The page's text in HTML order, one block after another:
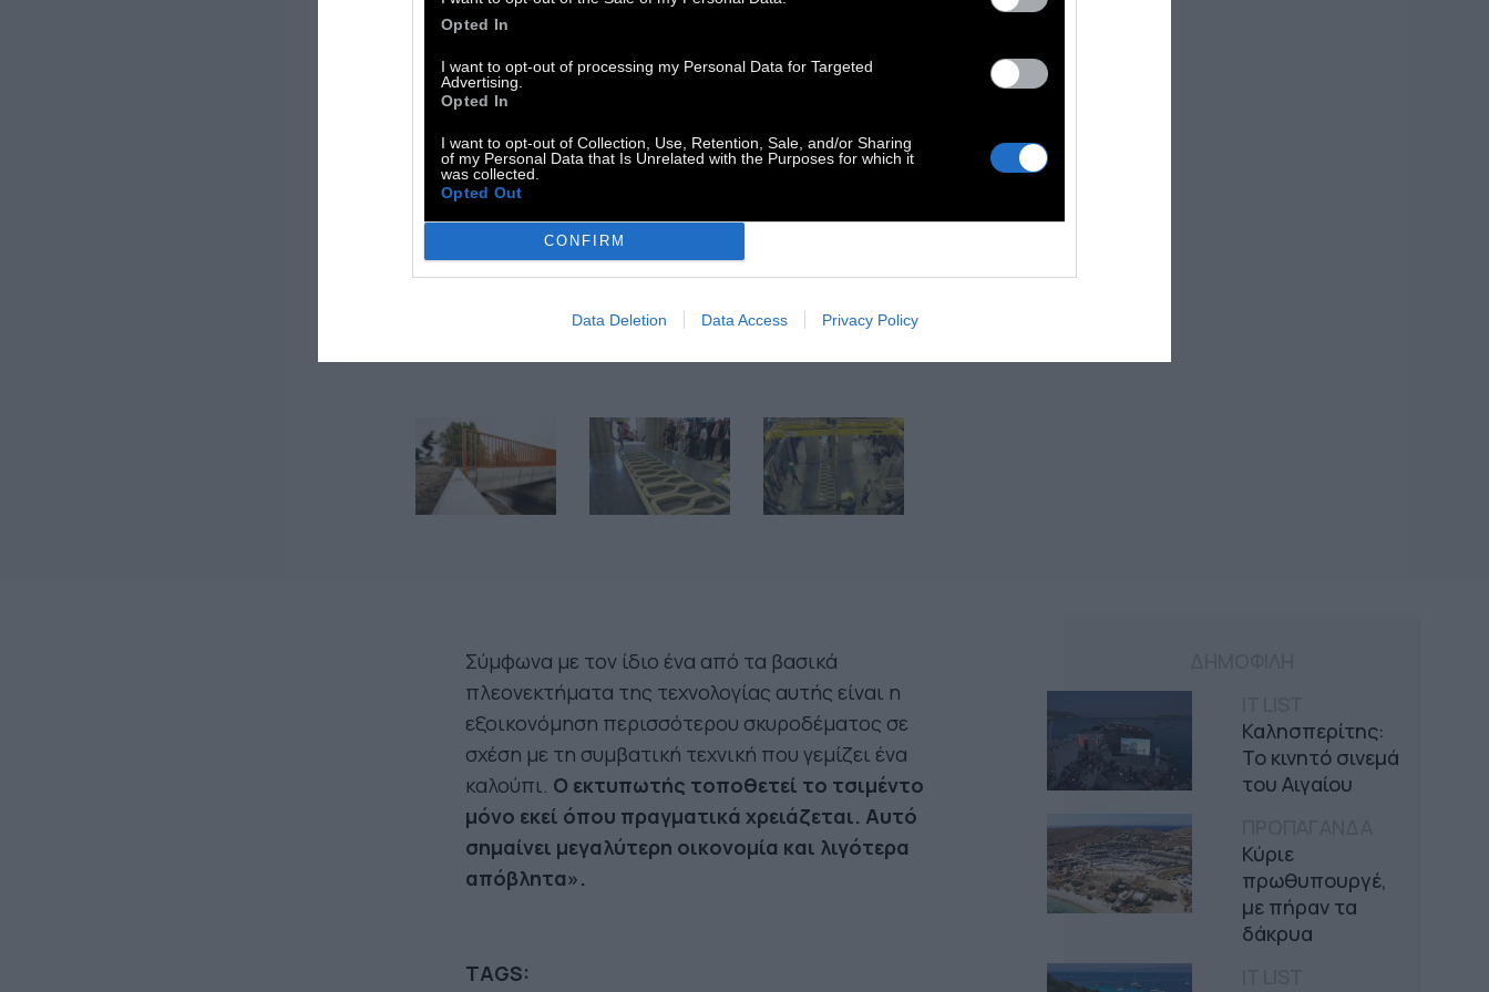
Opted In
I want to opt-out of processing my Personal Data for Targeted
Advertising.
Opted In
I want to opt-out of Collection, Use, Retention, Sale, and/or Sharing
of my Personal Data that Is Unrelated with the Purposes for which it
was collected.
Opted Out
CONFIRM
Data Deletion Data Access Privacy Policy
Καλησπερίτης:
Το κινητό σινεμά
του Αιγαίου
Κύριε
πρωθυπουργέ,
με πήραν τα
δάκρυα
Σύμφωνα με τον ίδιο ένα από τα βασικά
πλεονεκτήματα της τεχνολογίας αυτής είναι η
εξοικονόμηση περισσότερου σκυροδέματος σε
σχέση με τη συμβατική τεχνική που γεμίζει ένα
καλούπι. Ο εκτυπωτής τοποθετεί το τσιμέντο
μόνο εκεί όπου πραγματικά χρειάζεται. Αυτό
σημαίνει μεγαλύτερη οικονομία και λιγότερα
απόβλητα».
TAGS: